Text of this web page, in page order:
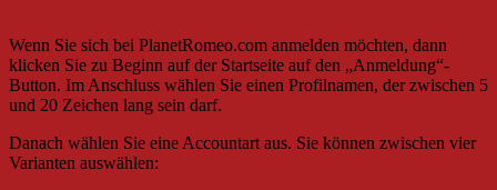
Wenn Sie sich bei PlanetRomeo.com anmelden möchten, dann
klicken Sie zu Beginn auf der Startseite auf den „Anmeldung“-
Button. Im Anschluss wählen Sie einen Profilnamen, der zwischen 5
und 20 Zeichen lang sein darf.
Danach wählen Sie eine Accountart aus. Sie können zwischen vier
Varianten auswählen: